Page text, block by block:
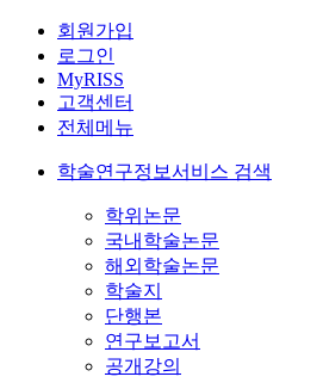
회원가입
로그인
MyRISS
고객센터
전체메뉴
학술연구정보서비스 검색
학위논문
국내학술논문
해외학술논문
학술지
단행본
연구보고서
공개강의